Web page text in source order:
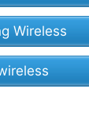
Wireless